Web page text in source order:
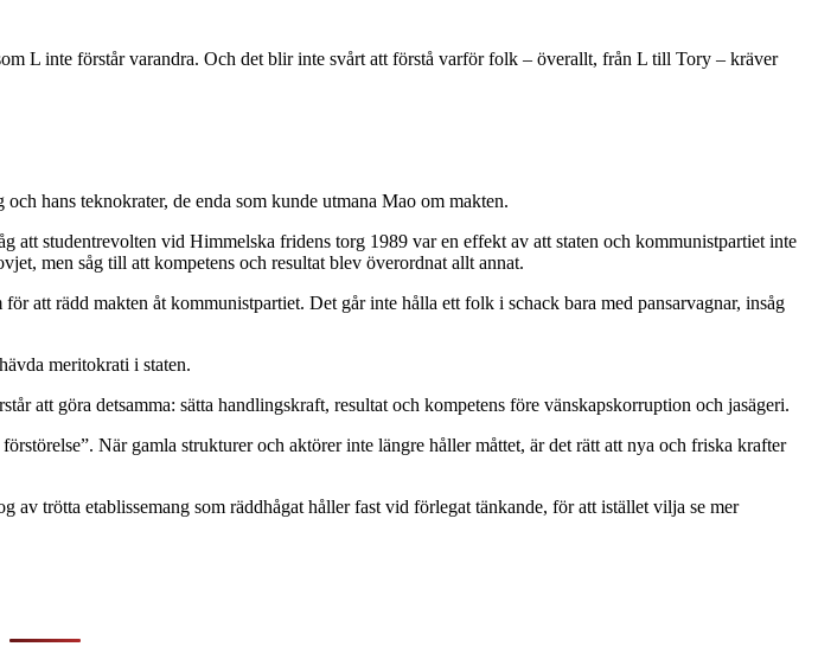
L inte förstår varandra. Och det blir inte svårt att förstå varför folk – överallt, från L till Tory – kräver
hans teknokrater, de enda som kunde utmana Mao om makten.
studentrevolten vid Himmelska fridens torg 1989 var en effekt av att staten och kommunistpartiet inte
men såg till att kompetens och resultat blev överordnat allt annat.
att rädd makten åt kommunistpartiet. Det går inte hålla ett folk i schack bara med pansarvagnar, insåg
meritokrati i staten.
att göra detsamma: sätta handlingskraft, resultat och kompetens före vänskapskorruption och jasägeri.
När gamla strukturer och aktörer inte längre håller måttet, är det rätt att nya och friska krafter
av trötta etablissemang som räddhågat håller fast vid förlegat tänkande, för att istället vilja se mer